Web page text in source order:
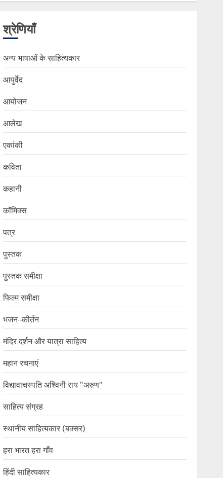
श्रेणियाँ
अन्य भाषाओं के साहित्यकार
आयुर्वेद
आयोजन
आलेख
एकांकी
कविता
कहानी
कॉमिक्स
पत्र
पुस्तक
पुस्तक समीक्षा
फिल्म समीक्षा
भजन–कीर्तन
मंदिर दर्शन और यात्रा साहित्य
महान रचनाएं
विद्यावाचस्पति अश्विनी राय "अरुण"
साहित्य संग्रह
स्थानीय साहित्यकार (बक्सर)
हरा भारत हरा गाँव
हिंदी साहित्यकार